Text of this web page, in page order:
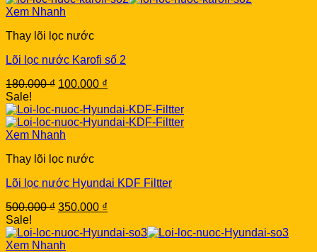
Xem Nhanh
Thay lõi lọc nước
Lõi lọc nước Karofi số 2
180.000₫ Original
was:
180.000 ₫.
100.000 ₫
is:
100.000 ₫.
Sale!
Xem Nhanh
Thay lõi lọc nước
Lõi lọc nước Hyundai KDF Filtter
500.000₫ Original
was:
500.000 ₫.
350.000 ₫
is:
Sale!
Xem Nhanh